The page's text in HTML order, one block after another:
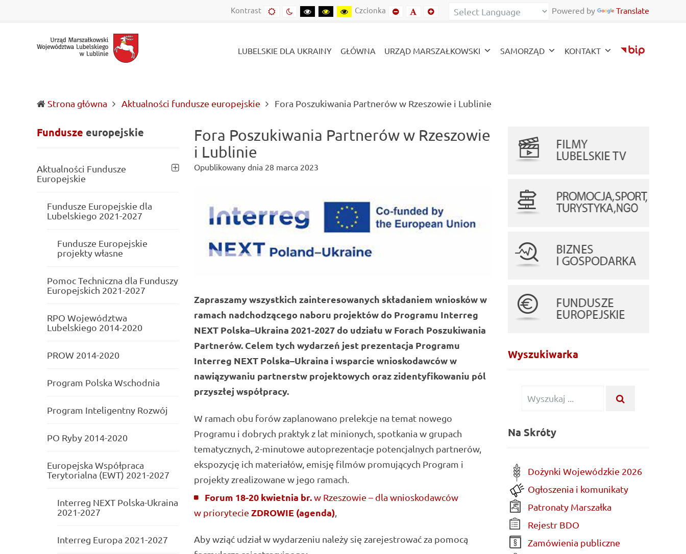
Województwa
Lubelskiego
wojewódzkich
Lubelszczyźnie
Powered by Translate
Kontrast Domyślny
kontrast
Kontrast
nocny
Kontrast
czarny-
Kontrast
czarny-
Kontrast
żółto-
Czcionka Mniejszy
font
Domyślny
font
Mniejszy
LUBELSKIE DLA UKRAINY GŁÓWNA URZĄD MARSZAŁKOWSKI SAMORZĄD KONTAKT
Strona główna Aktualności fundusze europejskie Fora Poszukiwania Partnerów w Rzeszowie i Lublinie
Fora Poszukiwania Partnerów w Rzeszowie
i Lublinie
Opublikowany dnia 28 marca 2023
Zapraszamy wszystkich zainteresowanych składaniem wniosków w
ramach nadchodzącego naboru projektów do Programu Interreg
NEXT Polska–Ukraina 2021-2027 do udziału w Forach Poszukiwania
Partnerów. Celem tych wydarzeń jest prezentacja Programu
Interreg NEXT Polska–Ukraina i wsparcie wnioskodawców w
nawiązywaniu partnerstw projektowych oraz zidentyfikowaniu pól
przyszłej współpracy.
W ramach obu forów zaplanowano prelekcje na temat nowego
Programu i dobrych praktyk z lat minionych, spotkania w grupach
tematycznych, 2-minutowe autoprezentacje potencjalnych partnerów,
ekspozycję ich materiałów, emisję filmów promujących Program i
projekty zrealizowane w jego ramach.
Forum 18-20 kwietnia br.w Rzeszowie – dla wnioskodawców
w priorytecie ZDROWIE (agenda),
Aby wziąć udział w wydarzeniu należy się zarejestrować za pomocą
Fundusze europejskie
Aktualności Fundusze
Europejskie
Fundusze Europejskie dla
Lubelskiego 2021-2027
Fundusze Europejskie
projekty własne
Pomoc Techniczna dla Funduszy
Europejskich 2021-2027
RPO Województwa
Lubelskiego 2014-2020
PROW 2014-2020
Program Polska Wschodnia
Program Inteligentny Rozwój
PO Ryby 2014-2020
Europejska Współpraca
Terytorialna (EWT) 2021-2027
Interreg NEXT Polska-Ukraina
2021-2027
Interreg Europa 2021-2027
Wyszukiwarka
Wyszukiwanie
Na Skróty
Dożynki Wojewódzkie 2026
Ogłoszenia i komunikaty
Patronaty Marszałka
Rejestr BDO
Zamówienia publiczne